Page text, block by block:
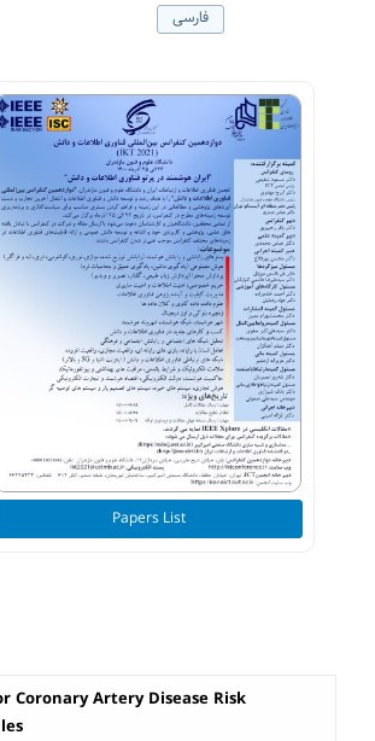
فارسی
Papers List
Coronary Artery Disease Risk